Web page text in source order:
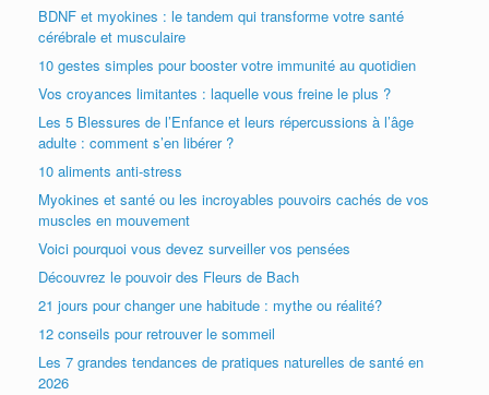
BDNF et myokines : le tandem qui transforme votre santé
cérébrale et musculaire
10 gestes simples pour booster votre immunité au quotidien
Vos croyances limitantes : laquelle vous freine le plus ?
Les 5 Blessures de l’Enfance et leurs répercussions à l’âge
adulte : comment s’en libérer ?
10 aliments anti-stress
Myokines et santé ou les incroyables pouvoirs cachés de vos
muscles en mouvement
Voici pourquoi vous devez surveiller vos pensées
Découvrez le pouvoir des Fleurs de Bach
21 jours pour changer une habitude : mythe ou réalité?
12 conseils pour retrouver le sommeil
Les 7 grandes tendances de pratiques naturelles de santé en
2026